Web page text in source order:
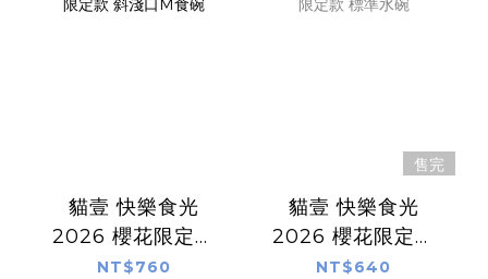
貓壹 快樂食光
2026 櫻花限定款
斜淺口M食碗
NT$760
售完
貓壹 快樂食光
2026 櫻花限定款
標準水碗
NT$640